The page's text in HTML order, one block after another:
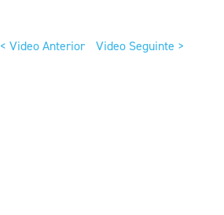
< Video Anterior Video Seguinte >